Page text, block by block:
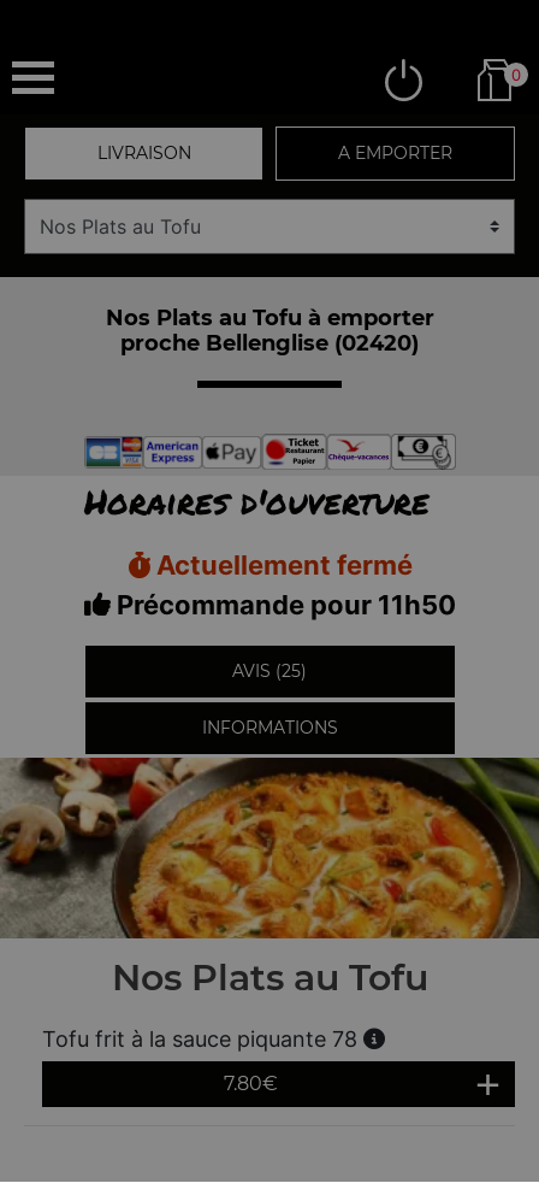
0
LIVRAISON A EMPORTER
Nos Plats au Tofu à emporter
proche Bellenglise (02420)
Horaires d'ouverture
Actuellement fermé
Précommande pour 11h50
AVIS (25)
INFORMATIONS
Nos Plats au Tofu
Tofu frit à la sauce piquante 78
7.80€